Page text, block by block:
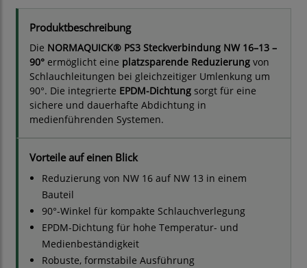
Produktbeschreibung
Die NORMAQUICK® PS3 Steckverbindung NW 16–13 –
90° ermöglicht eine platzsparende Reduzierung von
Schlauchleitungen bei gleichzeitiger Umlenkung um
90°. Die integrierte EPDM-Dichtung sorgt für eine
sichere und dauerhafte Abdichtung in
medienführenden Systemen.
Vorteile auf einen Blick
Reduzierung von NW 16 auf NW 13 in einem
Bauteil
90°-Winkel für kompakte Schlauchverlegung
EPDM-Dichtung für hohe Temperatur- und
Medienbeständigkeit
Robuste, formstabile Ausführung